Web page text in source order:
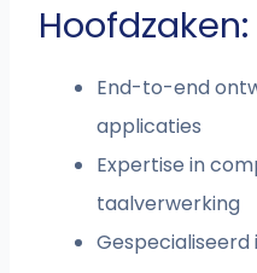
Hoofdzaken:
End-to-end
applicaties
Expertise in
taalverwerking
Gespecialiseerd